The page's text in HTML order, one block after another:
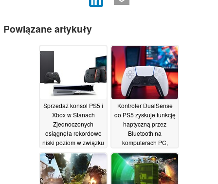
Powiązane artykuły
Sprzedaż konsol PS5 i
Xbox w Stanach
Zjednoczonych
osiągnęła rekordowo
niski poziom w związku
z podwyżkami cen,
natomiast Switch 2
wyszedł z tej sytuacji
silniejszy29/06/2026
Kontroler DualSense
do PS5 zyskuje funkcję
haptyczną przez
Bluetooth na
komputerach PC,
zmniejszając dystans
dzielący go od konsoli
Xbox14/06/2026